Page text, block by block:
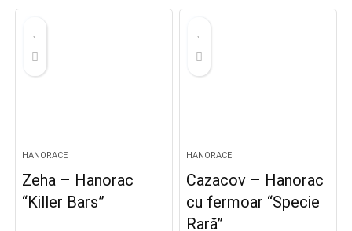
HANORACE
Zeha – Hanorac
“Killer Bars”
HANORACE
Cazacov – Hanorac
cu fermoar “Specie
Rară”